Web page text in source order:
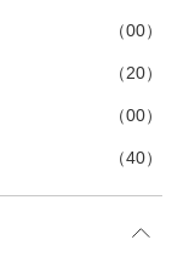
（00）
（20）
（00）
（40）